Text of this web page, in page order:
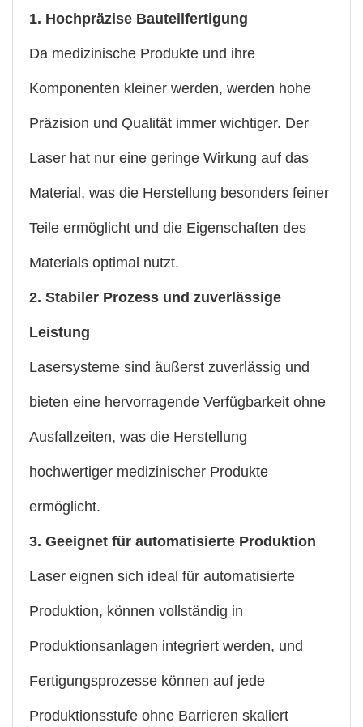
1. Hochpräzise Bauteilfertigung
Da medizinische Produkte und ihre
Komponenten kleiner werden, werden hohe
Präzision und Qualität immer wichtiger. Der
Laser hat nur eine geringe Wirkung auf das
Material, was die Herstellung besonders feiner
Teile ermöglicht und die Eigenschaften des
Materials optimal nutzt.
2. Stabiler Prozess und zuverlässige
Leistung
Lasersysteme sind äußerst zuverlässig und
bieten eine hervorragende Verfügbarkeit ohne
Ausfallzeiten, was die Herstellung
hochwertiger medizinischer Produkte
ermöglicht.
3. Geeignet für automatisierte Produktion
Laser eignen sich ideal für automatisierte
Produktion, können vollständig in
Produktionsanlagen integriert werden, und
Fertigungsprozesse können auf jede
Produktionsstufe ohne Barrieren skaliert